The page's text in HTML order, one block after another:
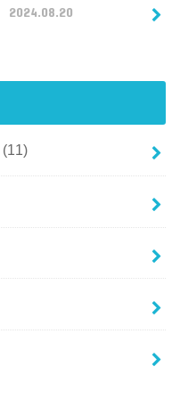
2024.08.20
(11)